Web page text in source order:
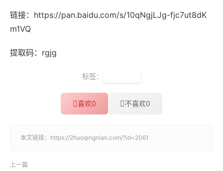
链接：https://pan.baidu.com/s/10qNgjLJg-fjc7ut8dK
m1VQ
提取码：rgjg
标签：
喜欢0 不喜欢0
本文链接： https://2huoqingnian.com/?id=2061
上一篇